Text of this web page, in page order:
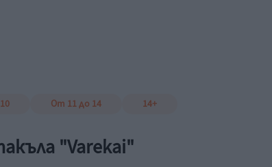
От 11 до 14 14+
"Varekai"